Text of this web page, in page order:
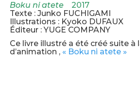
Boku ni atete 2017
Texte : Junko FUCHIGAMI
Illustrations : Kyoko DUFAUX
Éditeur : YUGE COMPANY
Ce livre illustré a été créé suite à
d’animation , « Boku ni atete »